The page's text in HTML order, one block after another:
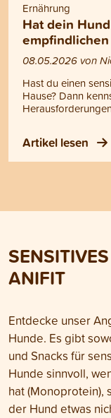
Ernährung
Hat dein
08.05.2026 von
Hast du einen
Hause? Dann
der schnell aus
gerät. Genau hier
deinen Hund?
Artikel lesen
ANIFIT
Entdecke unser
Hunde. Es gibt
und Snacks für
Hunde sinnvoll,
hat (Monoprotein),
der Hund etwas